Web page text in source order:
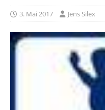
3. Mai 2017 Jens Silex